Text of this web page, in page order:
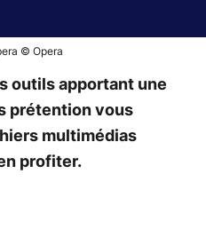
© Opera
outils apportant une
prétention vous
multimédias
profiter.